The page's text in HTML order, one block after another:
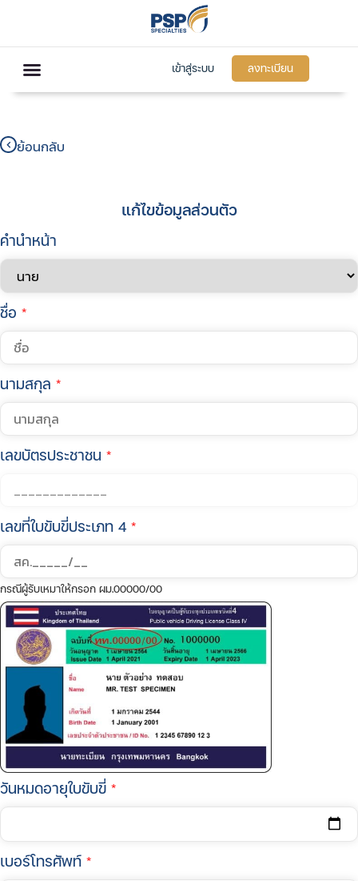
เข้าสู่ระบบ ลงทะเบียน
ย้อนกลับ
แก้ไขข้อมูลส่วนตัว
คำนำหน้า
ชื่อ *
นามสกุล *
เลขบัตรประชาชน *
เลขที่ใบขับขี่ประเภท 4 *
กรณีผู้รับเหมาให้กรอก ผม.00000/00
วันหมดอายุใบขับขี่ *
เบอร์โทรศัพท์ *